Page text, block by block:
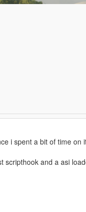
i spent a bit of time on
and a asi